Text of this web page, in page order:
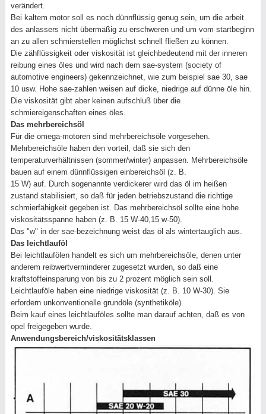
verändert.
Bei kaltem motor soll es noch dünnflüssig genug sein, um die arbeit
des anlassers nicht übermäßig zu erschweren und um vom startbeginn
an zu allen schmierstellen möglichst schnell fließen zu können.
Die zähflüssigkeit oder viskosität ist gleichbedeutend mit der inneren
reibung eines öles und wird nach dem sae-system (society of
automotive engineers) gekennzeichnet, wie zum beispiel sae 30, sae
10 usw. Hohe sae-zahlen weisen auf dicke, niedrige auf dünne öle hin.
Die viskosität gibt aber keinen aufschluß über die
schmiereigenschaften eines öles.
Das mehrbereichsöl
Für die omega-motoren sind mehrbereichsöle vorgesehen.
Mehrbereichsöle haben den vorteil, daß sie sich den
temperaturverhältnissen (sommer/winter) anpassen. Mehrbereichsöle
bauen auf einem dünnflüssigen einbereichsöl (z. B.
15 W) auf. Durch sogenannte verdickerer wird das öl im heißen
zustand stabilisiert, so daß für jeden betriebszustand die richtige
schmierfähigkeit gegeben ist. Das mehrbereichsöl sollte eine hohe
viskositätsspanne haben (z. B. 15 W-40,15 w-50).
Das "w" in der sae-bezeichnung weist das öl als wintertauglich aus.
Das leichtlauföl
Bei leichtlaufölen handelt es sich um mehrbereichsöle, denen unter
anderem reibwertverminderer zugesetzt wurden, so daß eine
kraftstoffeinsparung von bis zu 2 prozent möglich sein soll.
Leichtlauföle haben eine niedrige viskosität (z. B. 10 W-30). Sie
erfordern unkonventionelle grundöle (synthetiköle).
Beim kauf eines leichtlauföles sollte man darauf achten, daß es von
opel freigegeben wurde.
Anwendungsbereich/viskositätsklassen